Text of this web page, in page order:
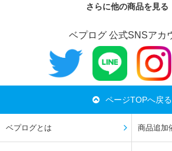
さらに他の商品を見る
ベプログ 公式SNSアカ
ページTOPへ戻る
ベプログとは 商品追加